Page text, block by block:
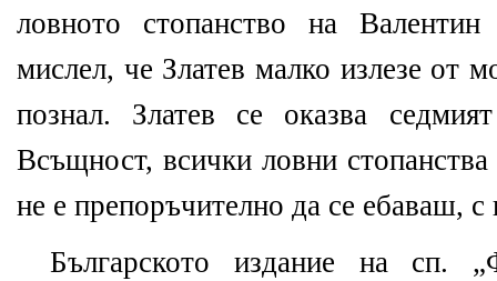
ловното стопанство на
мислел, че Златев малко излезе от
познал. Златев се оказва
Всъщност, всички ловни
не е препоръчително да се ебаваш,
Българското издание на сп.